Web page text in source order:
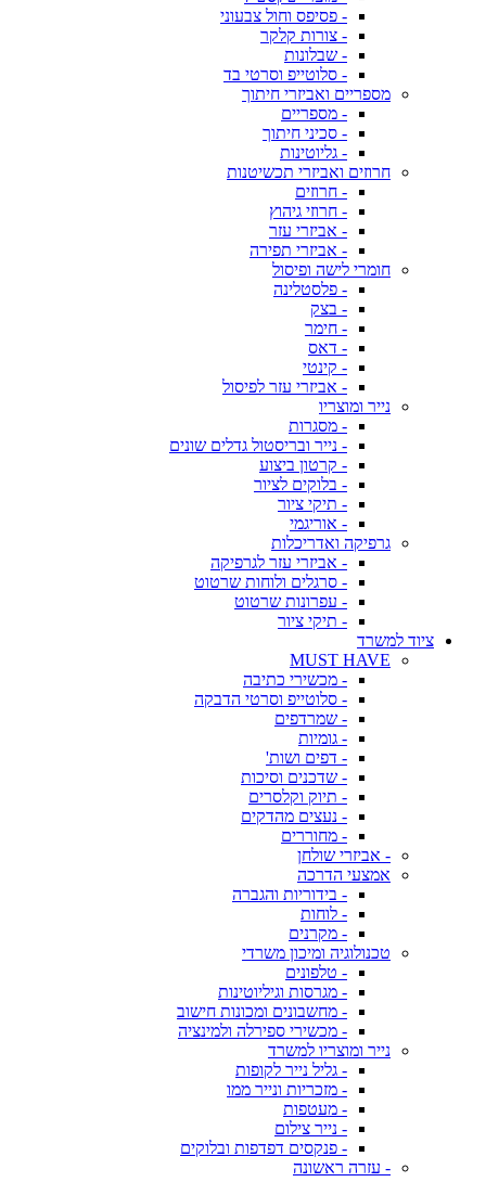
- פסיפס וחול צבעוני
- צורות קלקר
- שבלונות
- סלוטייפ וסרטי בד
מספריים ואביזרי חיתוך
- מספריים
- סכיני חיתוך
- גליוטינות
חרוזים ואביזרי תכשיטנות
- חרוזים
- חרוזי גיהוץ
- אביזרי עזר
- אביזרי תפירה
חומרי לישה ופיסול
- פלסטלינה
- בצק
- חימר
- דאס
- קינטי
- אביזרי עזר לפיסול
נייר ומוצריו
- מסגרות
- נייר ובריסטול גדלים שונים
- קרטון ביצוע
- בלוקים לציור
- תיקי ציור
- אוריגמי
גרפיקה ואדריכלות
- אביזרי עזר לגרפיקה
- סרגלים ולוחות שרטוט
- עפרונות שרטוט
- תיקי ציור
ציוד למשרד
MUST HAVE
- מכשירי כתיבה
- סלוטייפ וסרטי הדבקה
- שמרדפים
- גומיות
- דפים ושות'
- שדכנים וסיכות
- תיוק וקלסרים
- נעצים מהדקים
- מחוררים
- אביזרי שולחן
אמצעי הדרכה
- בידוריות והגברה
- לוחות
- מקרנים
טכנולוגיה ומיכון משרדי
- טלפונים
- מגרסות וגיליוטינות
- מחשבונים ומכונות חישוב
- מכשירי ספירלה ולמינציה
נייר ומוצריו למשרד
- גליל נייר לקופות
- מזכריות ונייר ממו
- מעטפות
- נייר צילום
- פנקסים דפדפות ובלוקים
- עזרה ראשונה